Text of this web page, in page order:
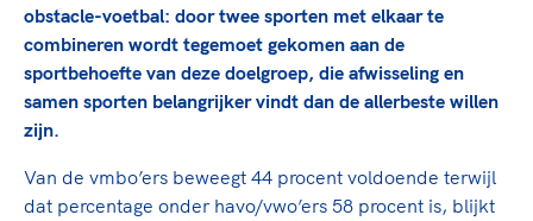
Nieuwspagina
Columns
Sport gaat niet vanzelf
Clubacties
Handboek Wet- en Regelgeving
Opleidingen en trainingen
High5 Stappenplan
Ruimte voor sport
Topsportbeleid
Topsportfinanciering
Maatschappelijke waarde topsport
Top teamsportcompetities
obstacle-voetbal: door twee sporten met elkaar te
combineren wordt tegemoet gekomen aan de
sportbehoefte van deze doelgroep, die afwisseling en
samen sporten belangrijker vindt dan de allerbeste willen
zijn.
Van de vmbo’ers beweegt 44 procent voldoende terwijl
dat percentage onder havo/vwo’ers 58 procent is, blijkt